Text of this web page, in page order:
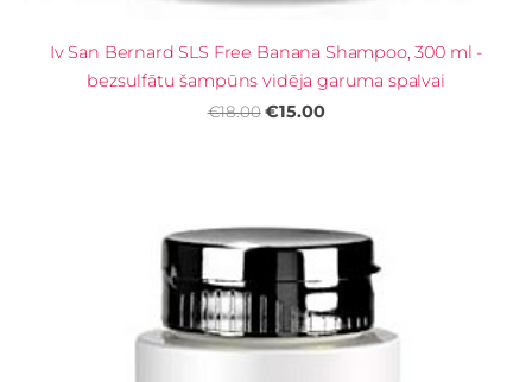
Iv San Bernard SLS Free Banana Shampoo, 300 ml -
bezsulfātu šampūns vidēja garuma spalvai
€18.00 €15.00